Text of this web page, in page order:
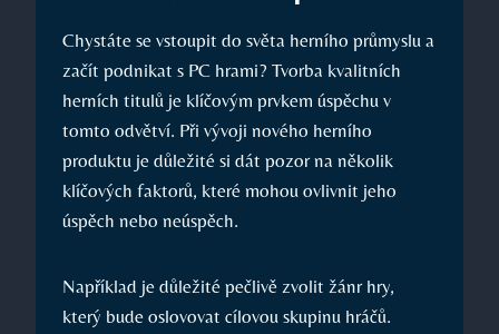
Chystáte se vstoupit do světa herního průmyslu a
začít podnikat s PC hrami? Tvorba kvalitních
herních titulů je klíčovým prvkem úspěchu v
tomto odvětví. Při vývoji nového herního
produktu je důležité si dát pozor na několik
klíčových faktorů, které mohou ovlivnit jeho
úspěch nebo neúspěch.
Například je důležité pečlivě zvolit žánr hry,
který bude oslovovat cílovou skupinu hráčů.